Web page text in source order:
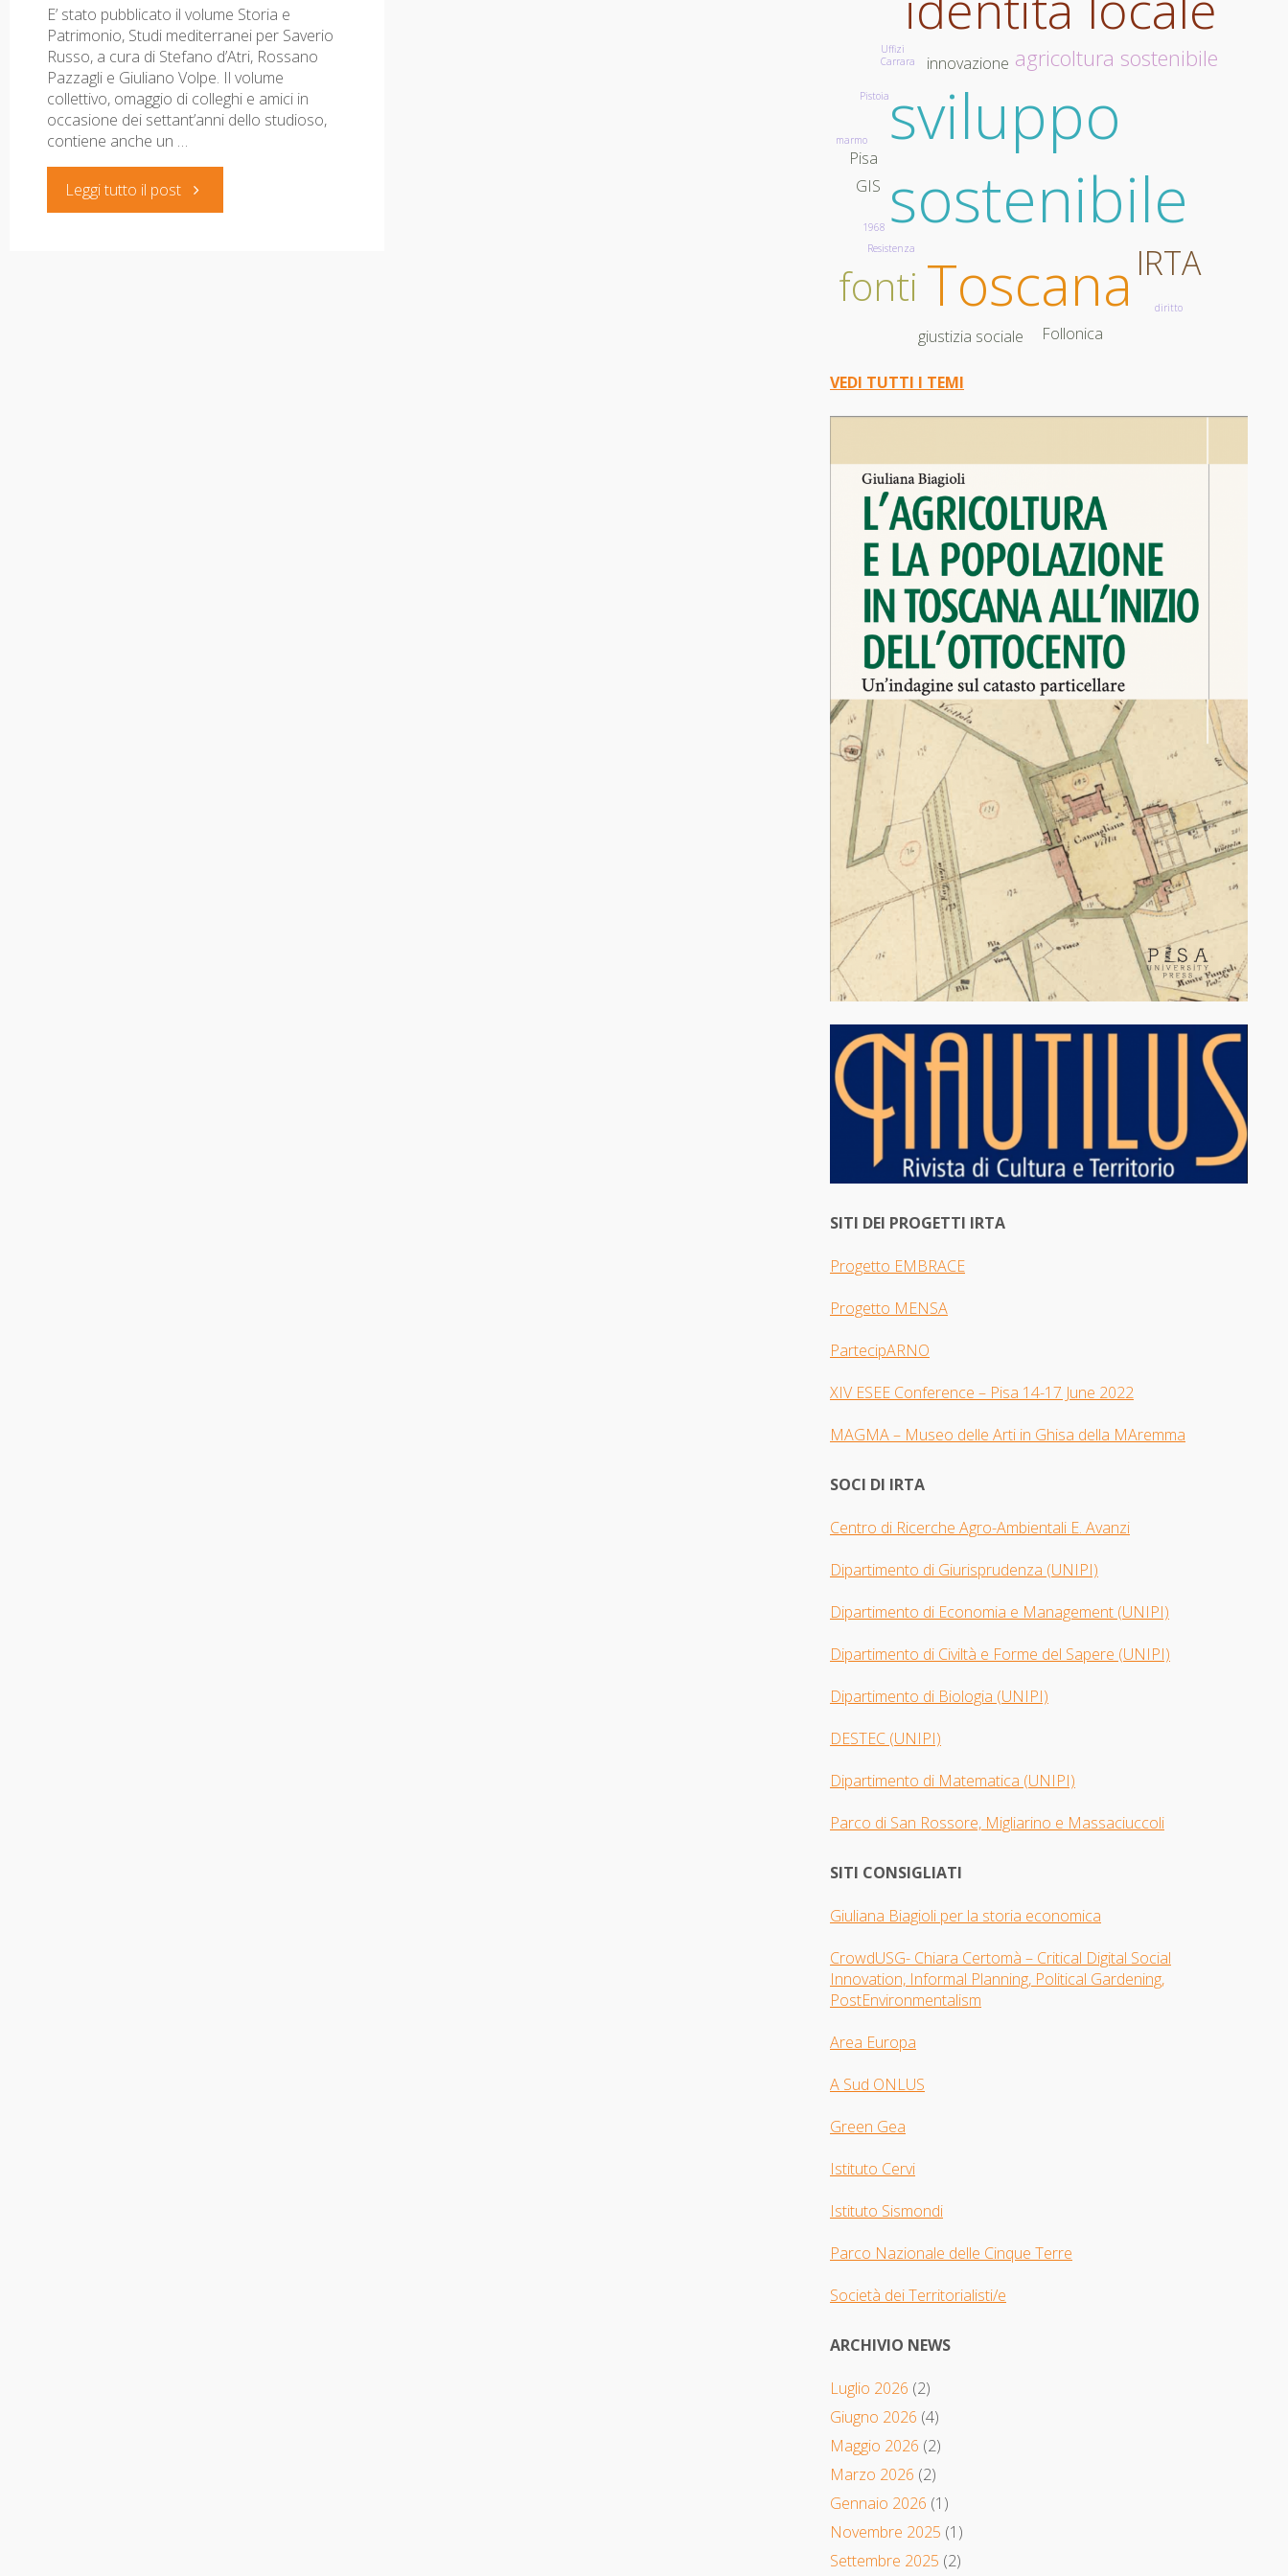
E’ stato pubblicato il volume Storia e
Patrimonio, Studi mediterranei per Saverio
Russo, a cura di Stefano d’Atri, Rossano
Pazzagli e Giuliano Volpe. Il volume
collettivo, omaggio di colleghi e amici in
occasione dei settant’anni dello studioso,
contiene anche un …
Leggi tutto il post"Pubblicato
sviluppo
sostenibile
Toscana
fonti IRTA
agricoltura sostenibile
innovazione
Follonica
Pisa
GIS
giustizia sociale
Resistenza
Carrara
marmo
Pistoia
1968
diritto
Uffizi
VEDI TUTTI I TEMI
SITI DEI PROGETTI IRTA
Progetto EMBRACE
Progetto MENSA
PartecipARNO
XIV ESEE Conference – Pisa 14-17 June 2022
MAGMA – Museo delle Arti in Ghisa della MAremma
SOCI DI IRTA
Centro di Ricerche Agro-Ambientali E. Avanzi
Dipartimento di Giurisprudenza (UNIPI​)
Dipartimento di Economia e Management (UNIPI)
Dipartimento di Civiltà e Forme del Sapere (UNIPI)
Dipartimento di Biologia (UNIPI)
DESTEC (UNIPI)
Dipartimento di Matematica (UNIPI)
Parco di San Rossore, Migliarino e Massaciuccoli
SITI CONSIGLIATI
Giuliana Biagioli per la storia economica
CrowdUSG- Chiara Certomà – Critical Digital Social
Innovation, Informal Planning, Political Gardening,
PostEnvironmentalism
Area Europa
A Sud ONLUS
Green Gea
Istituto Cervi
Istituto Sismondi
Parco Nazionale delle Cinque Terre
Società dei Territorialisti/e
ARCHIVIO NEWS
Luglio 2026 (2)
Giugno 2026 (4)
Maggio 2026 (2)
Marzo 2026 (2)
Gennaio 2026 (1)
Novembre 2025 (1)
Settembre 2025 (2)